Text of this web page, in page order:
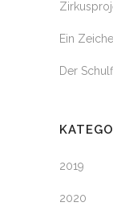
Ein
Der
2019
2020